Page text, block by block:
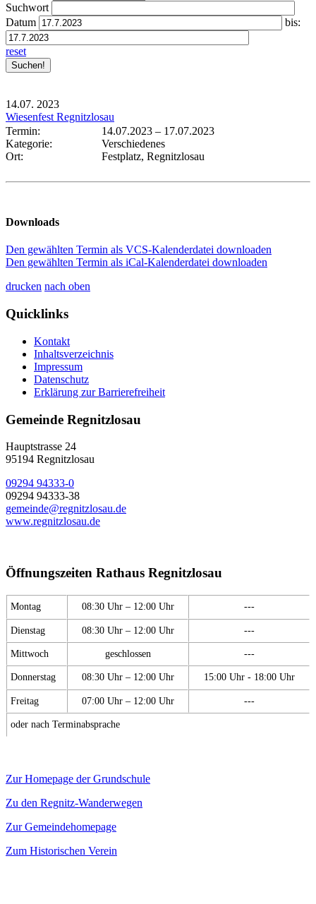
Suchwort
Datum
bis:
reset
14.07. 2023
Wiesenfest Regnitzlosau
Termin:
14.07.2023 – 17.07.2023
Kategorie:
Verschiedenes
Ort:
Festplatz, Regnitzlosau
Downloads
Den gewählten Termin als VCS-Kalenderdatei downloaden
Den gewählten Termin als iCal-Kalenderdatei downloaden
drucken nach oben
Quicklinks
Kontakt
Inhaltsverzeichnis
Impressum
Datenschutz
Erklärung zur Barrierefreiheit
Gemeinde Regnitzlosau
Hauptstrasse 24
95194 Regnitzlosau
09294 94333-0
09294 94333-38
gemeinde@regnitzlosau.de
www.regnitzlosau.de
Öffnungszeiten Rathaus Regnitzlosau
Montag 08:30 Uhr – 12:00 Uhr ---
Dienstag 08:30 Uhr – 12:00 Uhr ---
Mittwoch geschlossen ---
Donnerstag 08:30 Uhr – 12:00 Uhr 15:00 Uhr - 18:00 Uhr
Freitag 07:00 Uhr – 12:00 Uhr ---
oder nach Terminabsprache
Zur Homepage der Grundschule
Zu den Regnitz-Wanderwegen
Zur Gemeindehomepage
Zum Historischen Verein